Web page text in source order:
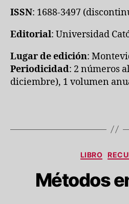
ISSN: 1688-3497
Editorial: Universidad
Lugar de edición:
Periodicidad: 2 números
diciembre), 1 volumen
LIBRO
Métodos